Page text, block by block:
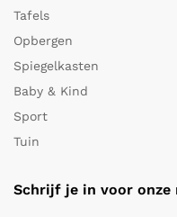
Tafels
Opbergen
Spiegelkasten
Baby & Kind
Sport
Tuin
Schrijf je in voor onze